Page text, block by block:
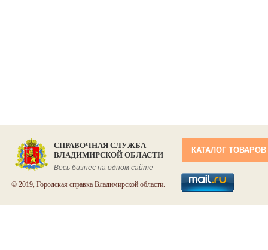
СПРАВОЧНАЯ СЛУЖБА
ВЛАДИМИРСКОЙ ОБЛАСТИ
Весь бизнес на одном сайте
КАТАЛОГ ТОВАРОВ
© 2019, Городская справка Владимирской области.